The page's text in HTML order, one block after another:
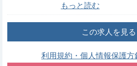
もっと読む
この求人を見る
利用規約・個人情報保護方